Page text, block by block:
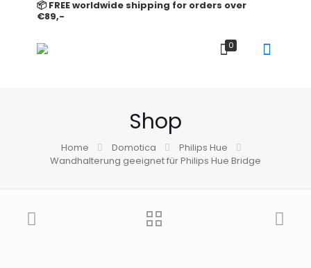
📦 FREE worldwide shipping for orders over
€89,-
0
Shop
Home Domotica
Philips Hue
Wandhalterung geeignet für Philips Hue Bridge